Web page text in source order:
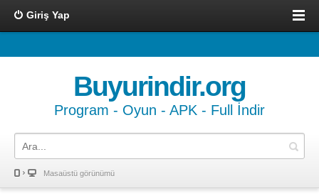
Giriş Yap
Buyurindir.org
Program - Oyun - APK - Full İndir
Masaüstü görünümü